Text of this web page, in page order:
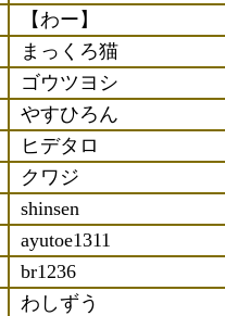
【わー】
まっくろ猫
ゴウツヨシ
やすひろん
ヒデタロ
クワジ
shinsen
ayutoe1311
br1236
わしずう